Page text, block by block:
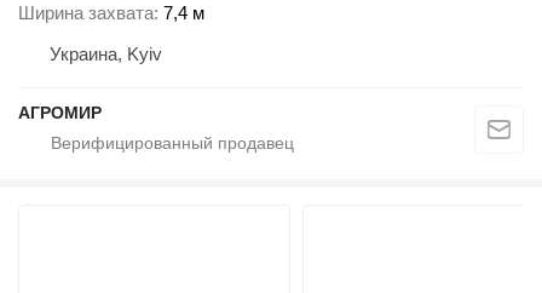
Ширина захвата 7,4 м
Украина, Kyiv
АГРОМИР